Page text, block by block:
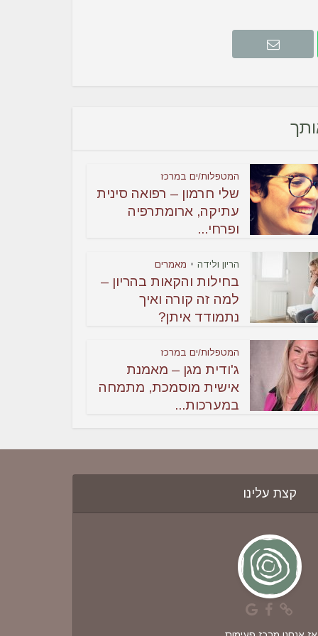
המטפלות/ים במרכז
שלי חרמון – רפואה סינית
עתיקה, ארומתרפיה
ופרחי...
הריון ולידה • מאמרים
בחילות והקאות בהריון –
למה זה קורה ואיך
נתמודד איתן?
המטפלות/ים במרכז
ג'ודית מגן – מאמנת
אישית מוסמכת, מתמחה
במערכות...
קצת עלינו